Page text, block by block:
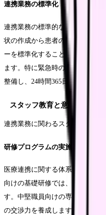
連携業務の標準化
連携業務の標準的な手順を確立
状の作成から患者の受入れ判断
ーを標準化することで、スタッ
ます。特に緊急時の対応につい
整備し、24時間365日の連携体制
スタッフ教育と意識改革
連携業務に関わるスタッフの育
研修プログラムの実施
医療連携に関する体系的な研修
向けの基礎研修では、医療連携
す。中堅職員向けの専門研修で
の交渉力を養成します。また、